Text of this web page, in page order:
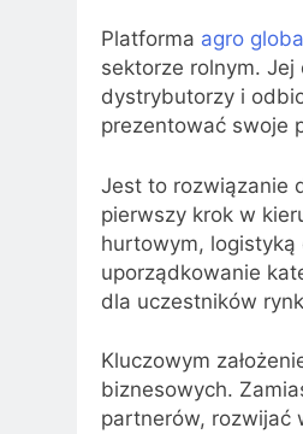
Platforma agro
sektorze rolnym.
dystrybutorzy i
prezentować swoje
Jest to rozwiązanie
pierwszy krok w
hurtowym,
uporządkowanie
dla uczestników
Kluczowym
biznesowych.
partnerów, rozwijać